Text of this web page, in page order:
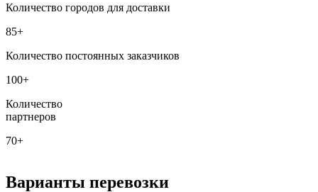
Количество городов для доставки
85+
Количество постоянных заказчиков
100+
Количество
партнеров
70+
Варианты перевозки